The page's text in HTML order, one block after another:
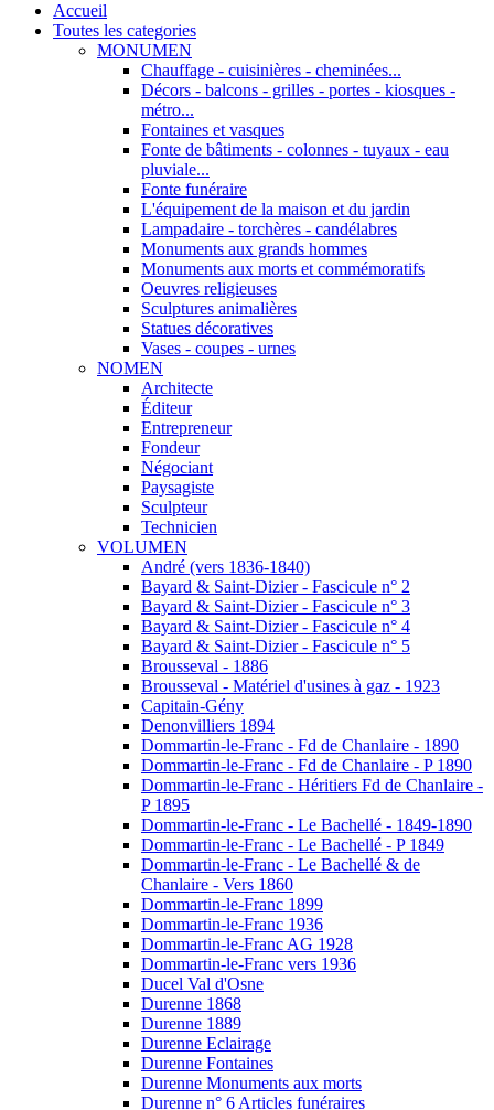
Accueil
Toutes les categories
MONUMEN
Chauffage - cuisinières - cheminées...
Décors - balcons - grilles - portes - kiosques -
métro...
Fontaines et vasques
Fonte de bâtiments - colonnes - tuyaux - eau
pluviale...
Fonte funéraire
L'équipement de la maison et du jardin
Lampadaire - torchères - candélabres
Monuments aux grands hommes
Monuments aux morts et commémoratifs
Oeuvres religieuses
Sculptures animalières
Statues décoratives
Vases - coupes - urnes
NOMEN
Architecte
Éditeur
Entrepreneur
Fondeur
Négociant
Paysagiste
Sculpteur
Technicien
VOLUMEN
André (vers 1836-1840)
Bayard & Saint-Dizier - Fascicule n° 2
Bayard & Saint-Dizier - Fascicule n° 3
Bayard & Saint-Dizier - Fascicule n° 4
Bayard & Saint-Dizier - Fascicule n° 5
Brousseval - 1886
Brousseval - Matériel d'usines à gaz - 1923
Capitain-Gény
Denonvilliers 1894
Dommartin-le-Franc - Fd de Chanlaire - 1890
Dommartin-le-Franc - Fd de Chanlaire - P 1890
Dommartin-le-Franc - Héritiers Fd de Chanlaire -
P 1895
Dommartin-le-Franc - Le Bachellé - 1849-1890
Dommartin-le-Franc - Le Bachellé - P 1849
Dommartin-le-Franc - Le Bachellé & de
Chanlaire - Vers 1860
Dommartin-le-Franc 1899
Dommartin-le-Franc 1936
Dommartin-le-Franc AG 1928
Dommartin-le-Franc vers 1936
Ducel Val d'Osne
Durenne 1868
Durenne 1889
Durenne Eclairage
Durenne Fontaines
Durenne Monuments aux morts
Durenne n° 6 Articles funéraires